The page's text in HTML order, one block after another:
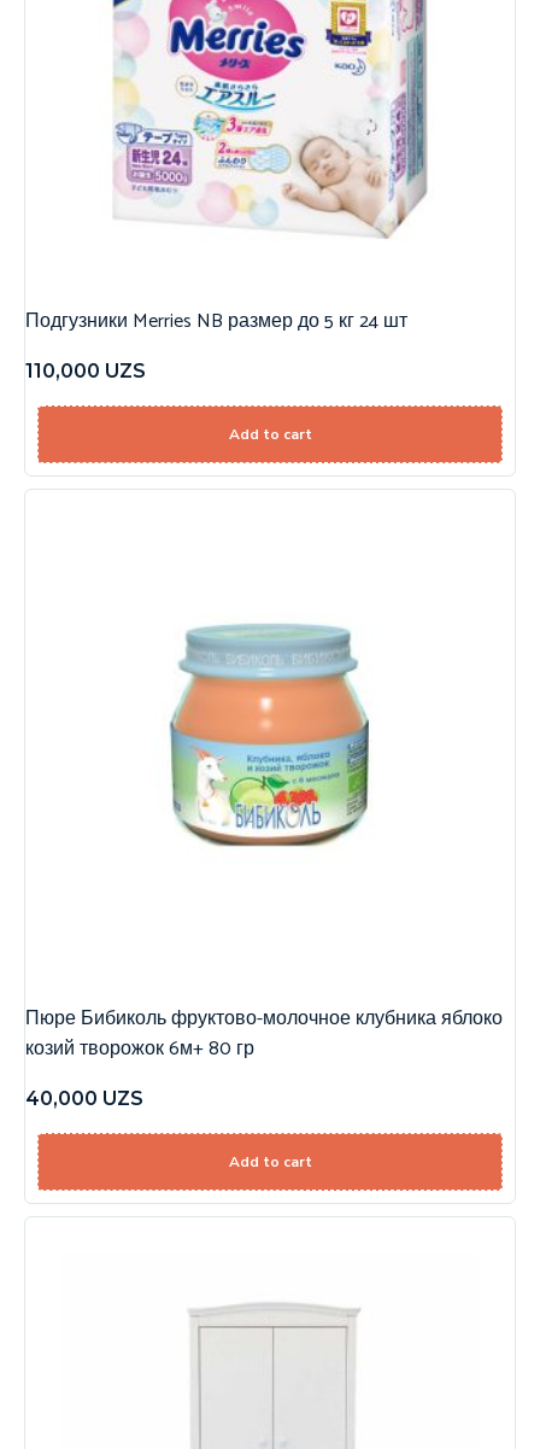
Подгузники Merries NB размер до 5 кг 24 шт
110,000 UZS
Add to cart
Пюре Бибиколь фруктово-молочное клубника яблоко
козий творожок 6м+ 80 гр
40,000 UZS
Add to cart